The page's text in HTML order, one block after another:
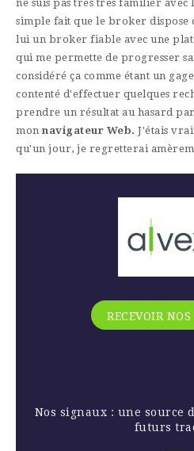
ne suis pas très très familier avec
simple fait que le broker dispose
lui un broker fiable avec une
qui me permette de progresser
considéré ça comme étant un
contenté d'effectuer quelques
prendre un résultat au hasard
mon navigateur Web. J'étais
qu'un jour, je regretterai
RECEVOIR
Nos signaux : une source
futurs